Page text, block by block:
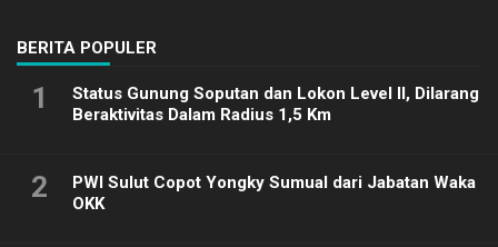
BERITA POPULER
1
Status Gunung Soputan dan Lokon Level II, Dilarang
Beraktivitas Dalam Radius 1,5 Km
2
PWI Sulut Copot Yongky Sumual dari Jabatan Waka
OKK